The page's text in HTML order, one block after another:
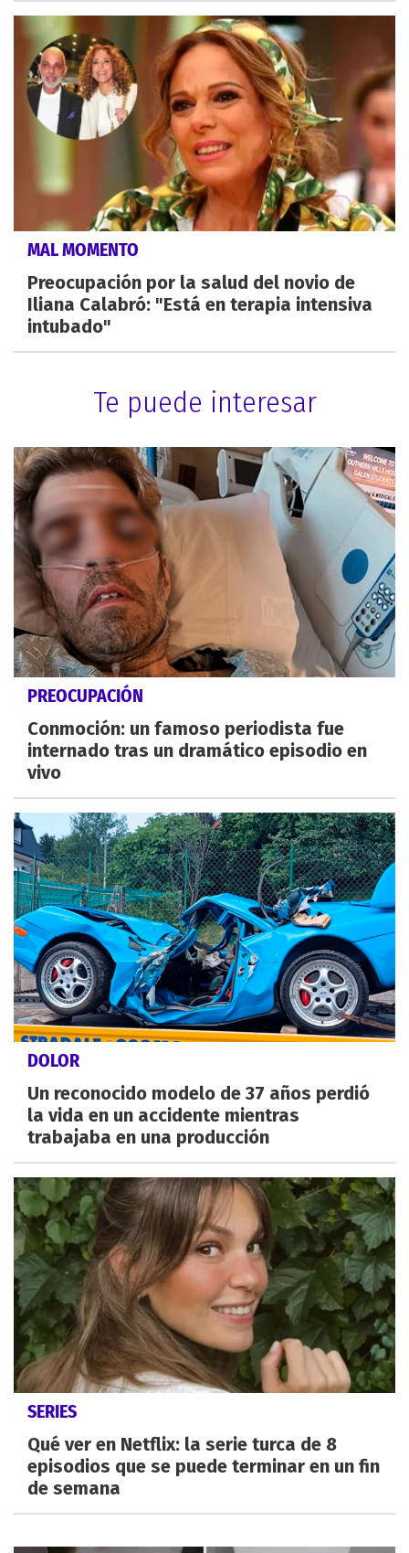
MAL MOMENTO
Preocupación por la salud del novio de
Iliana Calabró: "Está en terapia intensiva
intubado"
Te puede interesar
PREOCUPACIÓN
Conmoción: un famoso periodista fue
internado tras un dramático episodio en
vivo
DOLOR
Un reconocido modelo de 37 años perdió
la vida en un accidente mientras
trabajaba en una producción
SERIES
Qué ver en Netflix: la serie turca de 8
episodios que se puede terminar en un fin
de semana